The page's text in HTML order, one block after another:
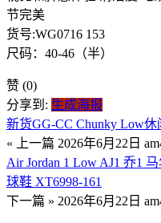
节完美
货号:WG0716 153
尺码：40-46（半）
赞 (0)
分享到: 生成海报
新货GG-CC Chunky Low
« 上一篇 2026年6月22日
Air Jordan 1 Low AJ1 乔1
球鞋 XT6998-161
下一篇 » 2026年6月22日